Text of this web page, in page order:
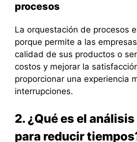
procesos
La orquestación de procesos
porque permite a las
calidad de sus productos o
costos y mejorar la
proporcionar una experiencia
interrupciones.
2. ¿Qué es el
para reducir